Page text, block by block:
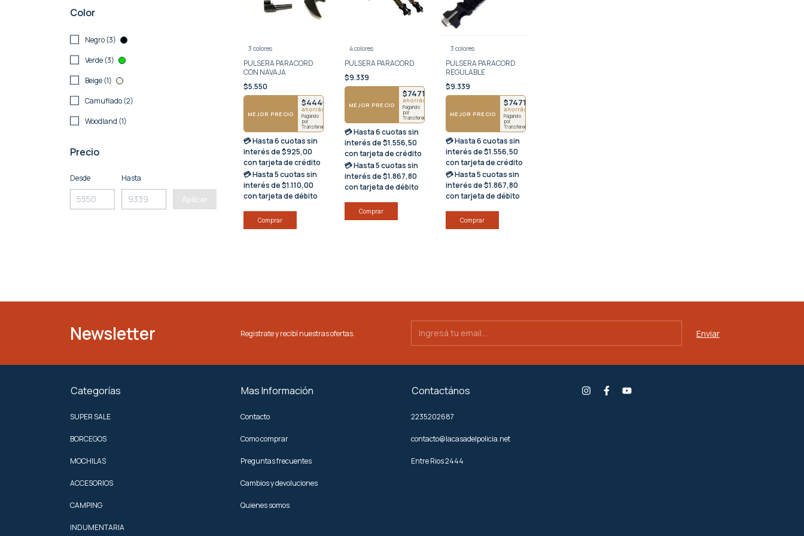
Color
Negro (3)
Verde (3)
Beige (1)
Camuflado (2)
Woodland (1)
Precio
Desde Hasta
Aplicar
3 colores
PULSERA PARACORD
CON NAVAJA
$5.550
MEJOR PRECIO
$4440
ahorrás $1110
Pagando
por
Transferencia
💳 Hasta6 cuotas sin
interésde $925,00
con tarjeta de crédito
💳 Hasta5 cuotas sin
interésde $1.110,00
con tarjeta de débito
Comprar
4 colores
PULSERA PARACORD
$9.339
MEJOR PRECIO
$7471
ahorrás $1868
Pagando
por
Transferencia
💳 Hasta6 cuotas sin
interésde $1.556,50
con tarjeta de crédito
💳 Hasta5 cuotas sin
interésde $1.867,80
con tarjeta de débito
Comprar
3 colores
PULSERA PARACORD
REGULABLE
$9.339
MEJOR PRECIO
$7471
ahorrás $1868
Pagando
por
Transferencia
💳 Hasta6 cuotas sin
interésde $1.556,50
con tarjeta de crédito
💳 Hasta5 cuotas sin
interésde $1.867,80
con tarjeta de débito
Comprar
Newsletter Registrate y recibí nuestras ofertas.
Categorías
SUPER SALE
BORCEGOS
MOCHILAS
ACCESORIOS
CAMPING
INDUMENTARIA
Mas Información
Contacto
Como comprar
Preguntas frecuentes
Cambios y devoluciones
Quienes somos
Contactános
2235202687
contacto@lacasadelpolicia.net
Entre Rios 2444